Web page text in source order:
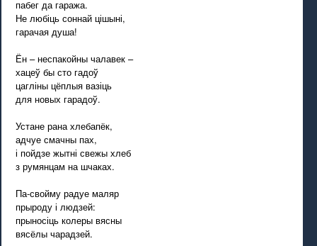
пабег да гаража.
Не любіць соннай цішыні,
гарачая душа!
Ён – неспакойны чалавек –
хацеў бы сто гадоў
цагліны цёплыя вазіць
для новых гарадоў.
Устане рана хлебапёк,
адчуе смачны пах,
і пойдзе жытні свежы хлеб
з румянцам на шчаках.
Па-свойму радуе маляр
прыроду і людзей:
прыносіць колеры вясны
вясёлы чарадзей.